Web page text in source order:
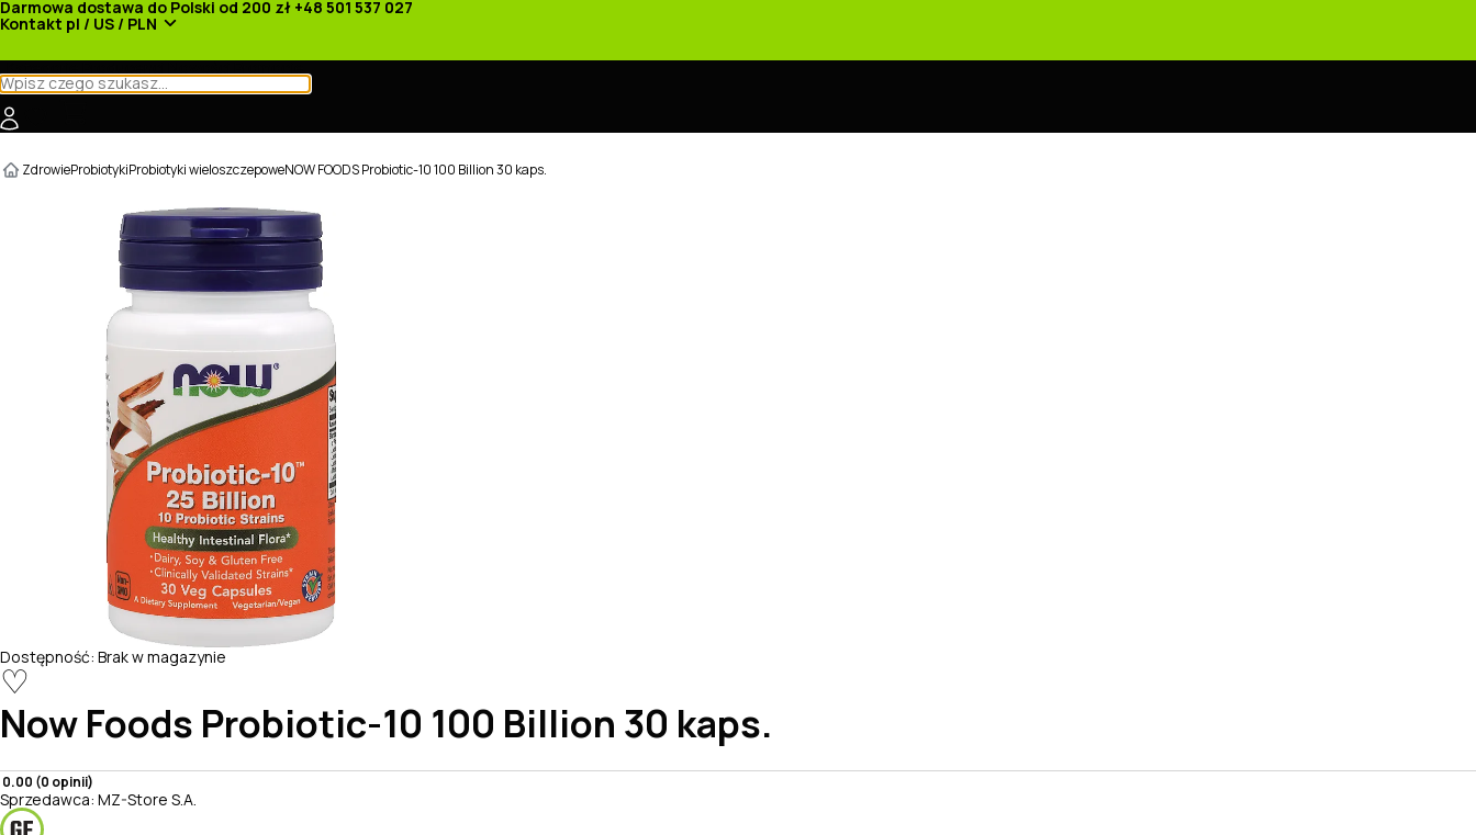
Darmowa dostawa do Polski od 200 zł +48 501 537 027
Kontakt pl / US / PLN
ZdrowieProbiotykiProbiotyki wieloszczepoweNOW FOODS Probiotic-10 100 Billion 30 kaps.
Dostępność: Brak w magazynie
♡
Now Foods Probiotic-10 100 Billion 30 kaps.
0.00 (0 opinii)
Sprzedawca: MZ-Store S.A.